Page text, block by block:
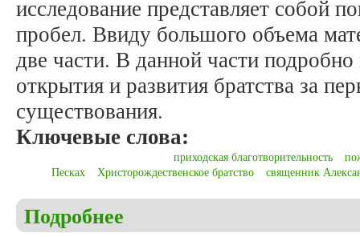
исследование представляет собой
пробел. Ввиду большого объема
две части. В данной части
открытия и развития братства за
существования.
Ключевые слова:
приходская благотворительность
Песках
Христорождественское братство священник
Подробнее